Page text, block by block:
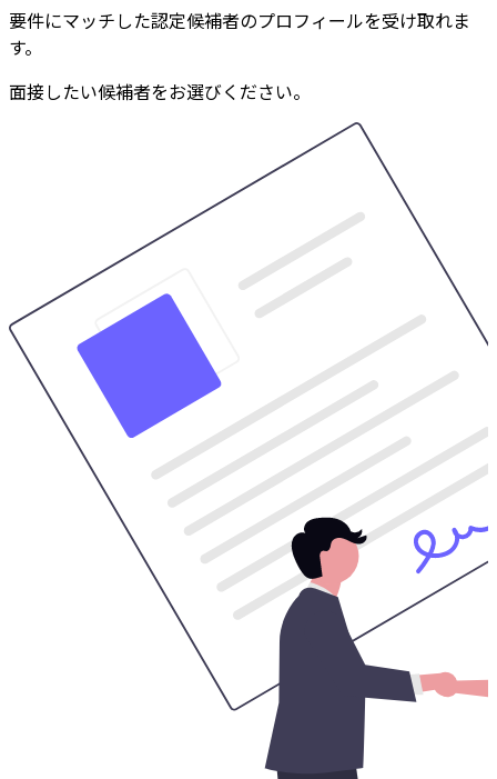
要件にマッチした認定候補者のプロフィールを受け取れま
す。
面接したい候補者をお選びください。